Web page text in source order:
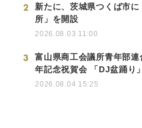
2
新たに、茨城県つくば市に
所」を開設
2026.08.03 11:00
3
富山県商工会議所青年部連
年記念祝賀会 「DJ盆踊り
2026.08.04 15:25